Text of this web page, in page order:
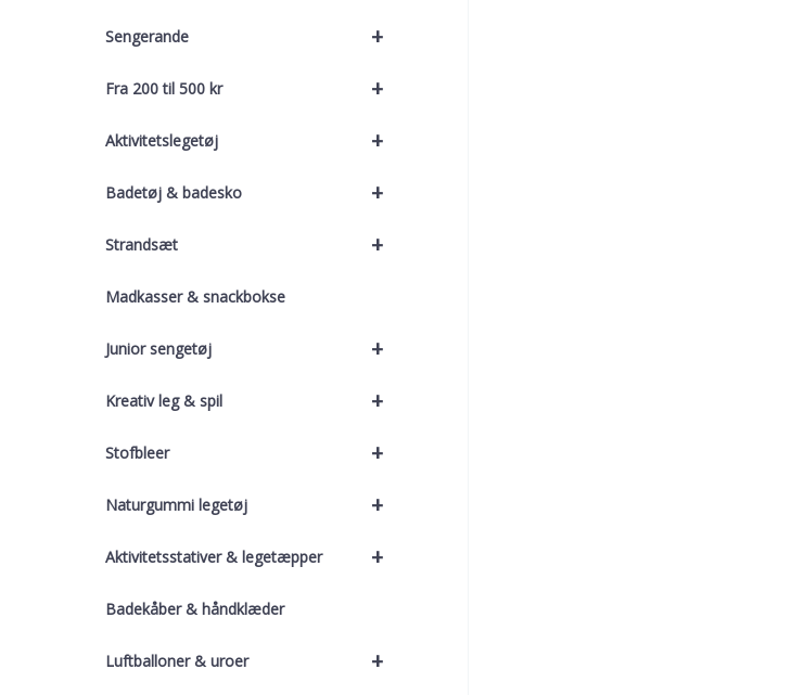
+
Sengerande
+
Fra 200 til 500 kr
+
Aktivitetslegetøj
+
Badetøj & badesko
+
Strandsæt
Madkasser & snackbokse
+
Junior sengetøj
+
Kreativ leg & spil
+
Stofbleer
+
Naturgummi legetøj
+
Aktivitetsstativer & legetæpper
Badekåber & håndklæder
+
Luftballoner & uroer